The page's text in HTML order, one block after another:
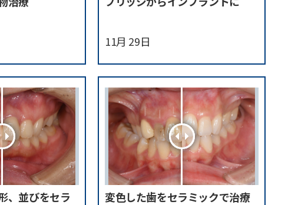
11月 29日
、並びをセラ
変色した歯をセラミックで治療